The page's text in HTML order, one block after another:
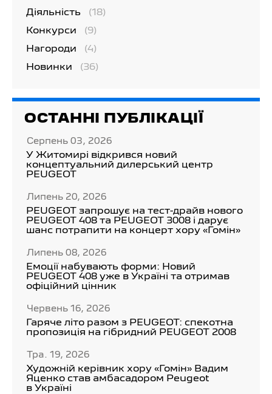
Діяльність (18)
Конкурси (9)
Нагороди (4)
Новинки (36)
ОСТАННІ ПУБЛІКАЦІЇ
Серпень 03, 2026
У Житомирі відкрився новий
концептуальний дилерський центр
PEUGEOT
Липень 20, 2026
PEUGEOT запрошує на тест-драйв нового
PEUGEOT 408 та PEUGEOT 3008 і дарує
шанс потрапити на концерт хору «Гомін»
Липень 08, 2026
Емоції набувають форми: Новий
PEUGEOT 408 уже в Україні та отримав
офіційний цінник
Червень 16, 2026
Гаряче літо разом з PEUGEOT: спекотна
пропозиція на гібридний PEUGEOT 2008
Тра. 19, 2026
Художній керівник хору «Гомін» Вадим
Яценко став амбасадором Peugeot
в Україні